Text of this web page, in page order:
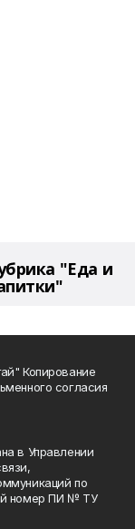
"Еда и
Копирование
согласия
в Управлении
по
номер ПИ № ТУ